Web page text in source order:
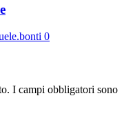
0
I campi obbligatori sono